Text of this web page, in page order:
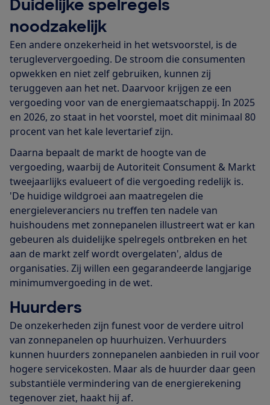
Duidelijke spelregels
noodzakelijk
Een andere onzekerheid in het wetsvoorstel, is de
terugleververgoeding. De stroom die consumenten
opwekken en niet zelf gebruiken, kunnen zij
teruggeven aan het net. Daarvoor krijgen ze een
vergoeding voor van de energiemaatschappij. In 2025
en 2026, zo staat in het voorstel, moet dit minimaal 80
procent van het kale levertarief zijn.
Daarna bepaalt de markt de hoogte van de
vergoeding, waarbij de Autoriteit Consument & Markt
tweejaarlijks evalueert of die vergoeding redelijk is.
'De huidige wildgroei aan maatregelen die
energieleveranciers nu treffen ten nadele van
huishoudens met zonnepanelen illustreert wat er kan
gebeuren als duidelijke spelregels ontbreken en het
aan de markt zelf wordt overgelaten', aldus de
organisaties. Zij willen een gegarandeerde langjarige
minimumvergoeding in de wet.
Huurders
De onzekerheden zijn funest voor de verdere uitrol
van zonnepanelen op huurhuizen. Verhuurders
kunnen huurders zonnepanelen aanbieden in ruil voor
hogere servicekosten. Maar als de huurder daar geen
substantiële vermindering van de energierekening
tegenover ziet, haakt hij af.